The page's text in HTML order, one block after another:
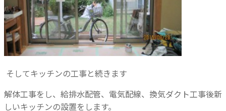
そしてキッチンの工事と続きます
解体工事をし、給排水配管、電気配線、換気ダクト工事後新
しいキッチンの設置をします。